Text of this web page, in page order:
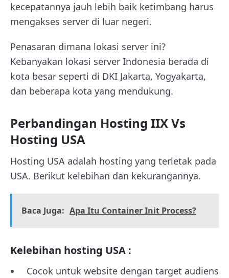
kecepatannya jauh lebih baik ketimbang harus
mengakses server di luar negeri.
Penasaran dimana lokasi server ini?
Kebanyakan lokasi server Indonesia berada di
kota besar seperti di DKI Jakarta, Yogyakarta,
dan beberapa kota yang mendukung.
Perbandingan Hosting IIX Vs
Hosting USA
Hosting USA adalah hosting yang terletak pada
USA. Berikut kelebihan dan kekurangannya.
Baca Juga: Apa Itu Container Init Process?⁠
Kelebihan hosting USA :
Cocok untuk website dengan target audiens